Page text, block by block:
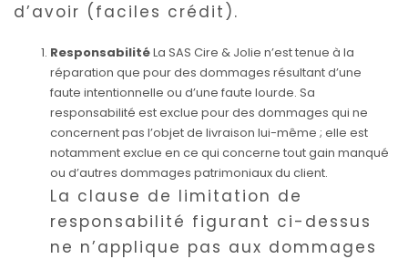
d’avoir (faciles crédit).
ResponsabilitéLa SAS Cire & Jolie n’est tenue à la
réparation que pour des dommages résultant d’une
faute intentionnelle ou d’une faute lourde. Sa
responsabilité est exclue pour des dommages qui ne
concernent pas l’objet de livraison lui-même ; elle est
notamment exclue en ce qui concerne tout gain manqué
ou d’autres dommages patrimoniaux du client.
La clause de limitation de
responsabilité figurant ci-dessus
ne n’applique pas aux dommages